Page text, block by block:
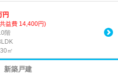
円
益費 14,400円)
階
㎡
新築戸建